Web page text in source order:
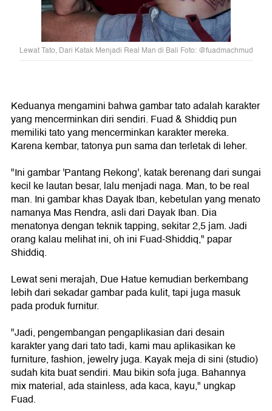
Lewat Tato, Dari Katak Menjadi Real Man di Bali Foto: @fuadmachmud
Keduanya mengamini bahwa gambar tato adalah karakter
yang mencerminkan diri sendiri. Fuad & Shiddiq pun
memiliki tato yang mencerminkan karakter mereka.
Karena kembar, tatonya pun sama dan terletak di leher.
"Ini gambar 'Pantang Rekong', katak berenang dari sungai
kecil ke lautan besar, lalu menjadi naga. Man, to be real
man. Ini gambar khas Dayak Iban, kebetulan yang menato
namanya Mas Rendra, asli dari Dayak Iban. Dia
menatonya dengan teknik tapping, sekitar 2,5 jam. Jadi
orang kalau melihat ini, oh ini Fuad-Shiddiq," papar
Shiddiq.
Lewat seni merajah, Due Hatue kemudian berkembang
lebih dari sekadar gambar pada kulit, tapi juga masuk
pada produk furnitur.
"Jadi, pengembangan pengaplikasian dari desain
karakter yang dari tato tadi, kami mau aplikasikan ke
furniture, fashion, jewelry juga. Kayak meja di sini (studio)
sudah kita buat sendiri. Mau bikin sofa juga. Bahannya
mix material, ada stainless, ada kaca, kayu," ungkap
Fuad.